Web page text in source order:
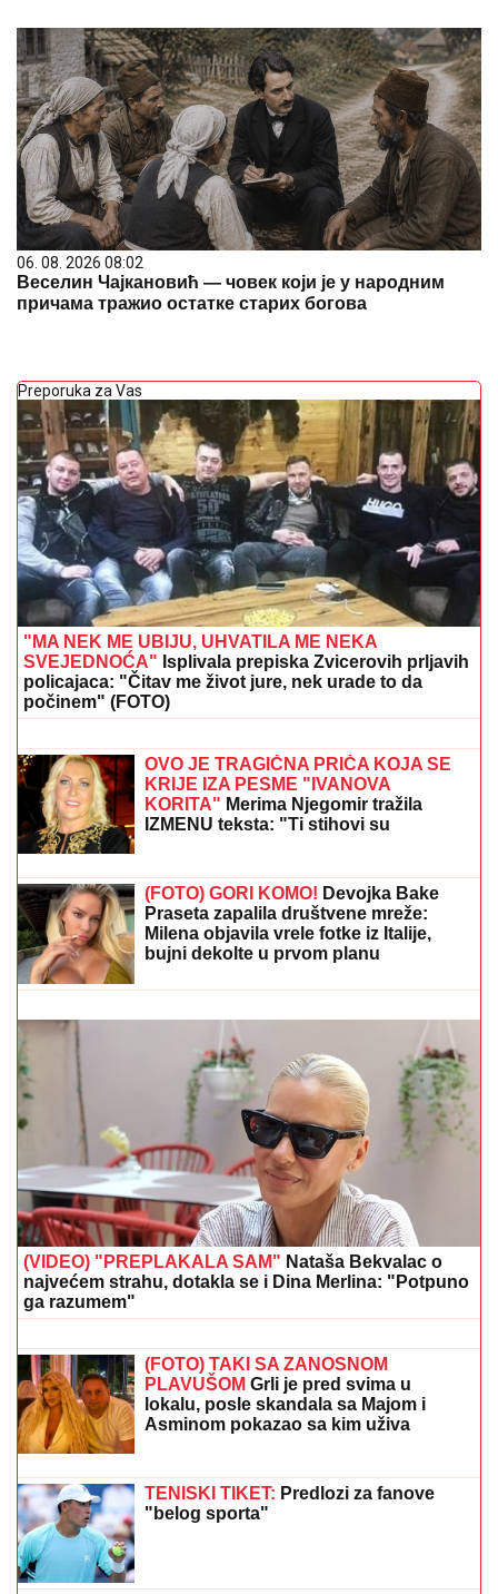
06. 08. 2026 08:02
Веселин Чајкановић — човек који је у народним
причама тражио остатке старих богова
Preporuka za Vas
"MA NEK ME UBIJU, UHVATILA ME NEKA
SVEJEDNOĆA" Isplivala prepiska Zvicerovih prljavih
policajaca: "Čitav me život jure, nek urade to da
počinem" (FOTO)
dobijete ovu poruku, nikako je ne
otvarajte
KORITA"Merima Njegomir tražila
IZMENU teksta: "Ti stihovi su
naknadno dopisani"
Horor u Laktašima: U dvorištu kuće pronađeno
ugljenisano telo žene (74), policija utvrđuje uzrok
smrti
(FOTO) GORI KOMO!Devojka Bake
Praseta zapalila društvene mreže:
Milena objavila vrele fotke iz Italije,
bujni dekolte u prvom planu
LUKSUZNA ŽURKA NA KROVU
HOTELAMilica Pavlović priredila
druženje za 50 fanova, a za jednu
situaciju poručila: "Ne osuđujem, ali to